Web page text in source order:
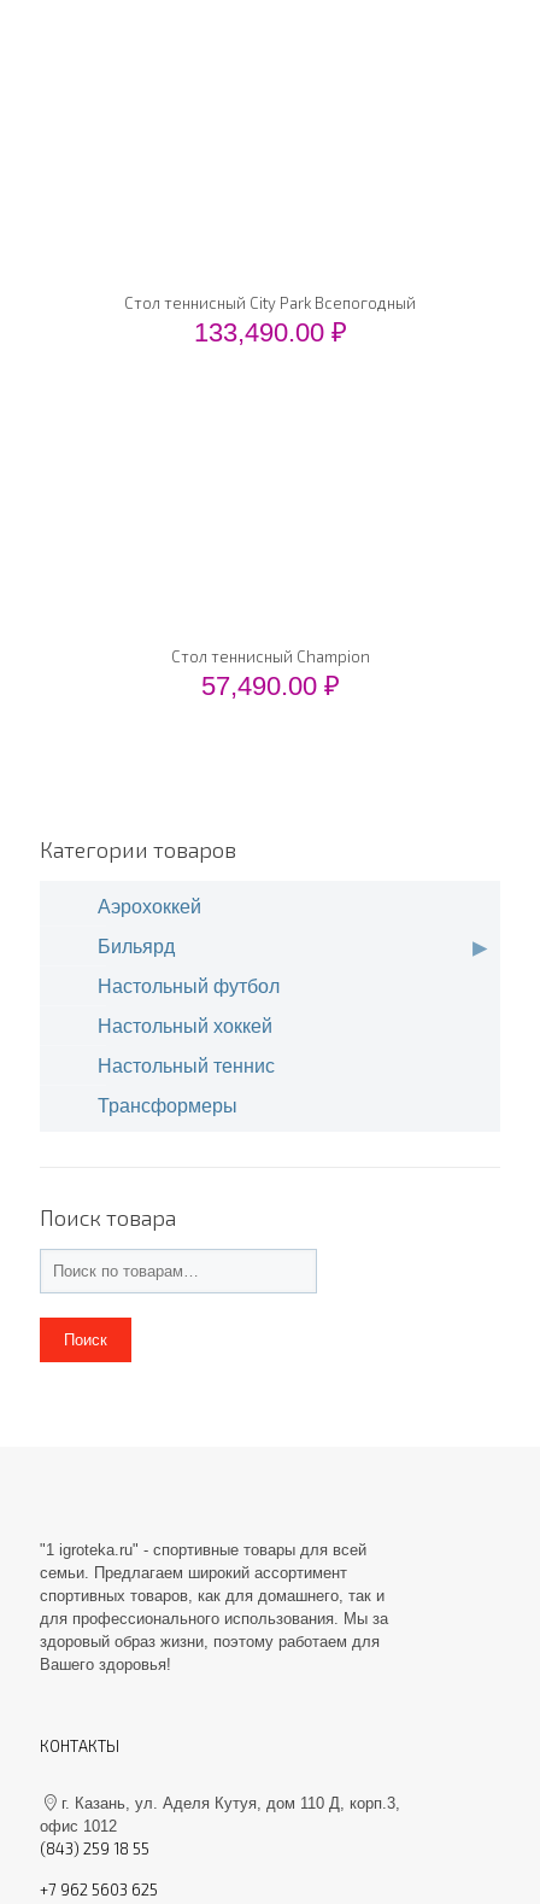
Стол теннисный City Park Всепогодный
133,490.00 ₽
Стол теннисный Champion
57,490.00 ₽
Категории товаров
Аэрохоккей
Бильярд
Настольный футбол
Настольный хоккей
Настольный теннис
Трансформеры
Поиск товара
Поиск
"1 igroteka.ru" - спортивные товары для всей
семьи. Предлагаем широкий ассортимент
спортивных товаров, как для домашнего, так и
для профессионального использования. Мы за
здоровый образ жизни, поэтому работаем для
Вашего здоровья!
КОНТАКТЫ
г. Казань, ул. Аделя Кутуя, дом 110 Д, корп.3,
офис 1012
(843) 259 18 55
+7 962 5603 625